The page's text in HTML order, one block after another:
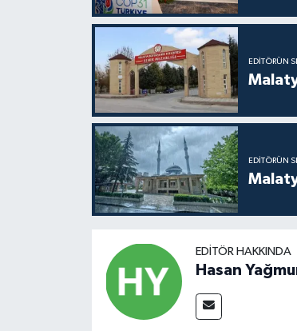
EDITÖRÜN
EDITÖRÜN
EDITÖR HAKKINDA
Hasan